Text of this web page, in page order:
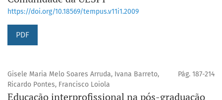
https://doi.org/10.18569/tempus.v11i1.2009
PDF
Gisele Maria Melo Soares Arruda, Ivana Barreto,
Ricardo Pontes, Francisco Loiola
Pág. 187-214
Educação interprofissional na pós-graduação